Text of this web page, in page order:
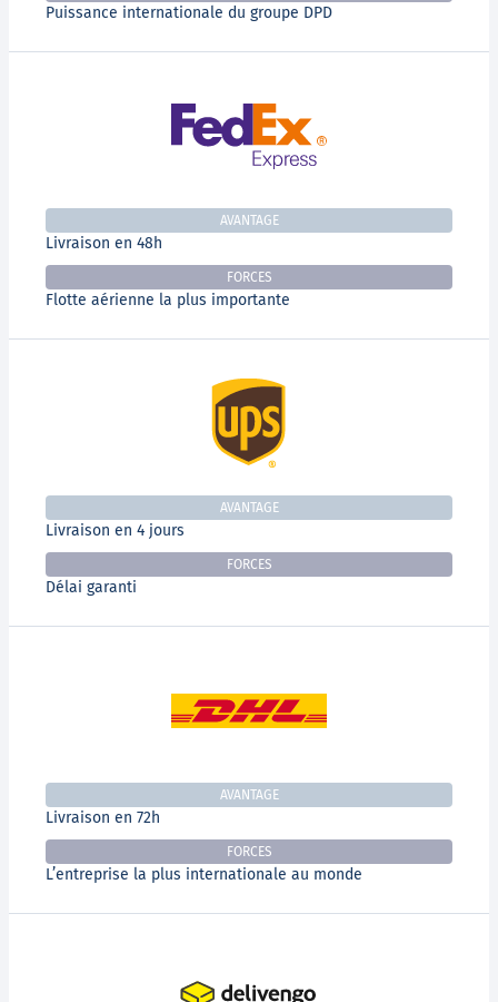
Puissance internationale du groupe DPD
AVANTAGE
Livraison en 48h
FORCES
Flotte aérienne la plus importante
AVANTAGE
Livraison en 4 jours
FORCES
Délai garanti
AVANTAGE
Livraison en 72h
FORCES
L’entreprise la plus internationale au monde